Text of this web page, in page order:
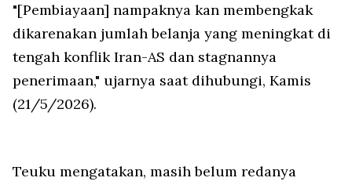
"[Pembiayaan] nampaknya kan membengkak
dikarenakan jumlah belanja yang meningkat di
tengah konflik Iran-AS dan stagnannya
penerimaan," ujarnya saat dihubungi, Kamis
(21/5/2026).
Teuku mengatakan, masih belum redanya